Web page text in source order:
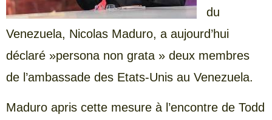
du
Venezuela, Nicolas Maduro, a aujourd’hui
déclaré »persona non grata » deux membres
de l’ambassade des Etats-Unis au Venezuela.
Maduro apris cette mesure à l’encontre de Todd